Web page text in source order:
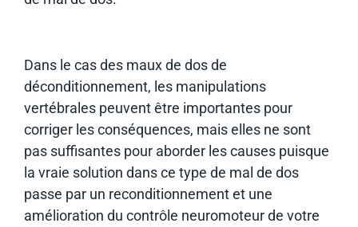
Dans le cas des maux de dos de
déconditionnement, les manipulations
vertébrales peuvent être importantes pour
corriger les conséquences, mais elles ne sont
pas suffisantes pour aborder les causes puisque
la vraie solution dans ce type de mal de dos
passe par un reconditionnement et une
amélioration du contrôle neuromoteur de votre